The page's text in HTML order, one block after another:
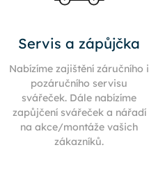
Servis a zápůjčka
Nabízíme zajištění záručního i
pozáručního servisu
svářeček. Dále nabízíme
zapůjčení svářeček a nářadí
na akce/montáže vašich
zákazníků.